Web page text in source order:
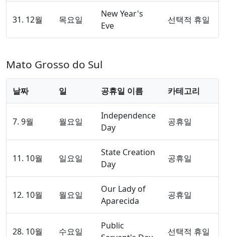
31. 12월 목요일
New Year's
Eve
선택적 휴일
Mato Grosso do Sul
날짜 일 공휴일 이름 카테고리
7. 9월 월요일
Independence
Day
공휴일
11. 10월 일요일
State Creation
Day
공휴일
12. 10월 월요일
Our Lady of
Aparecida
공휴일
28. 10월 수요일
Public
선택적 휴일